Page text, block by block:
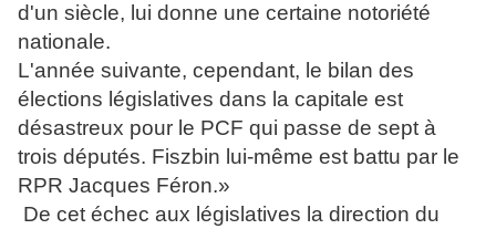
d'un siècle, lui donne une certaine notoriété
nationale.
L'année suivante, cependant, le bilan des
élections législatives dans la capitale est
désastreux pour le PCF qui passe de sept à
trois députés. Fiszbin lui-même est battu par le
RPR Jacques Féron.»
De cet échec aux législatives la direction du